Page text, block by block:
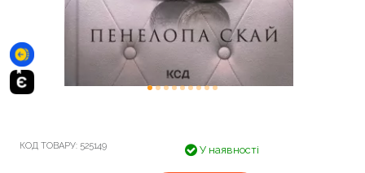
КОД ТОВАРУ: 525149 У наявності